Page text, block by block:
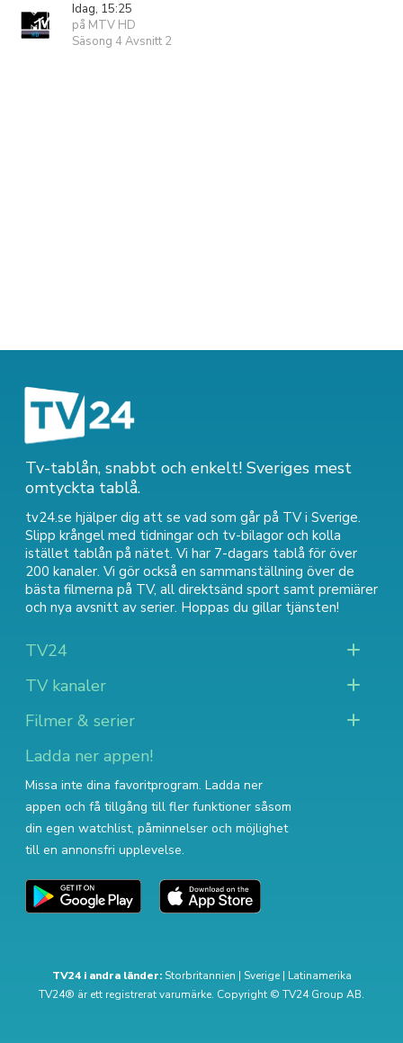
Idag, 15:25
på MTV HD
Säsong 4 Avsnitt 2
Tv-tablån, snabbt och enkelt! Sveriges mest
omtyckta tablå.
tv24.se hjälper dig att se vad som går på TV i Sverige.
Slipp krångel med tidningar och tv-bilagor och kolla
istället tablån på nätet. Vi har 7-dagars tablå för över
200 kanaler. Vi gör också en sammanställning över de
bästa filmerna på TV, all direktsänd sport samt premiärer
och nya avsnitt av serier. Hoppas du gillar tjänsten!
TV24
TV kanaler
Filmer & serier
Ladda ner appen!
Missa inte dina favoritprogram. Ladda ner
appen och få tillgång till fler funktioner såsom
din egen watchlist, påminnelser och möjlighet
till en annonsfri upplevelse.
TV24 i andra länder: Storbritannien | Sverige| Latinamerika
TV24® är ett registrerat varumärke. Copyright © TV24 Group AB.